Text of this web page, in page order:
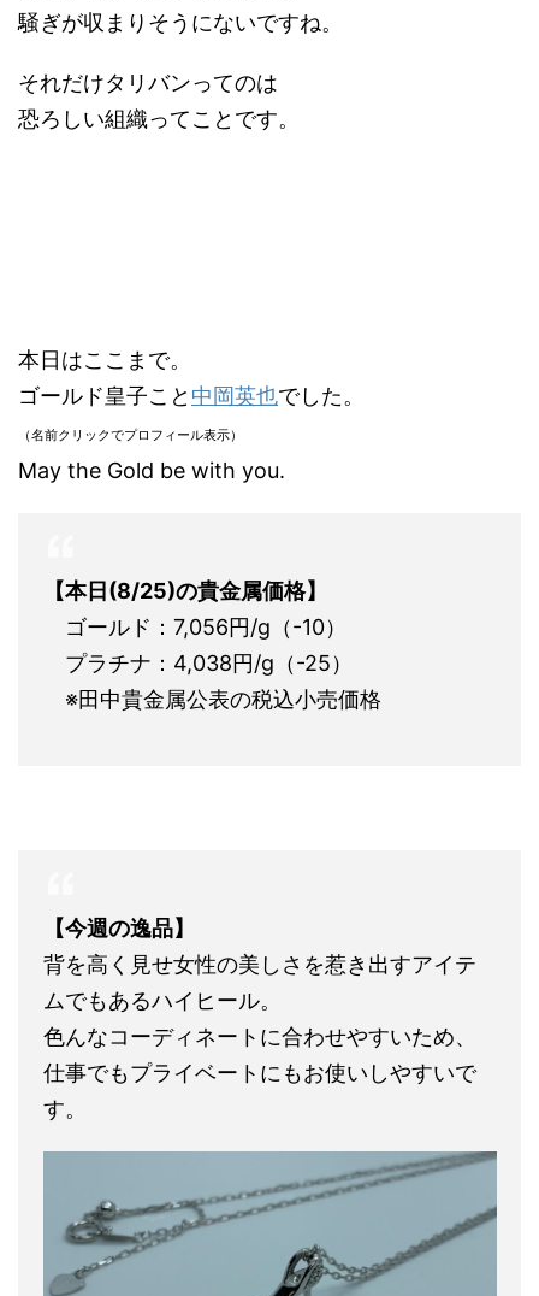
騒ぎが収まりそうにないですね。
それだけタリバンってのは
恐ろしい組織ってことです。
本日はここまで。
ゴールド皇子こと 中岡英也でした。
（名前クリックでプロフィール表示）
May the Gold be with you.
【本日(8/25)の貴金属価格】
ゴールド：7,056円/g（-10）
プラチナ：4,038円/g（-25）
※田中貴金属公表の税込小売価格
【今週の逸品】
背を高く見せ女性の美しさを惹き出すアイテ
ムでもあるハイヒール。
色んなコーディネートに合わせやすいため、
仕事でもプライベートにもお使いしやすいで
す。